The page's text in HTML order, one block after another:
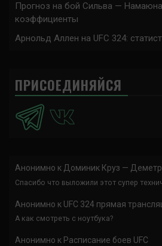
Прогноз на бой Сильва —
коэффициенты
Арнольд Аллен на UFC 324:
ПРИСОЕДИНЯЙСЯ
Анонимно к Доминик Круз —
Спасибо что выложили этот супер
Анонимно к UFC 324 прямая
А как смотреть с ноутбука?
Анонимно к Расписание боев UFC